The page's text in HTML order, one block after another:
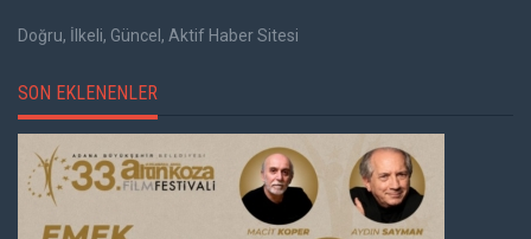
Doğru, İlkeli, Güncel, Aktif Haber Sitesi
SON EKLENENLER